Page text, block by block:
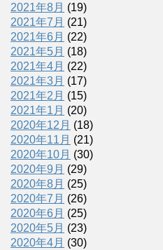
2021年8月 (19)
2021年7月 (21)
2021年6月 (22)
2021年5月 (18)
2021年4月 (22)
2021年3月 (17)
2021年2月 (15)
2021年1月 (20)
2020年12月 (18)
2020年11月 (21)
2020年10月 (30)
2020年9月 (29)
2020年8月 (25)
2020年7月 (26)
2020年6月 (25)
2020年5月 (23)
2020年4月 (30)